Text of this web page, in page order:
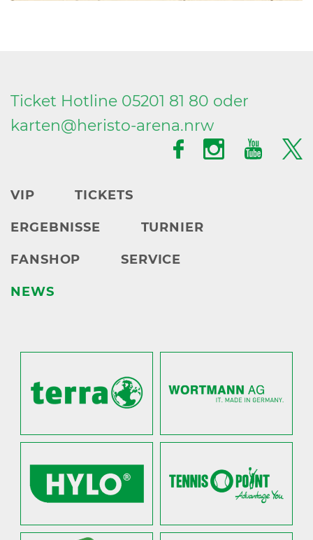
Ticket Hotline 05201 81 80 oder
karten@heristo-arena.nrw
VIP TICKETS
ERGEBNISSE TURNIER
FANSHOP SERVICE
NEWS